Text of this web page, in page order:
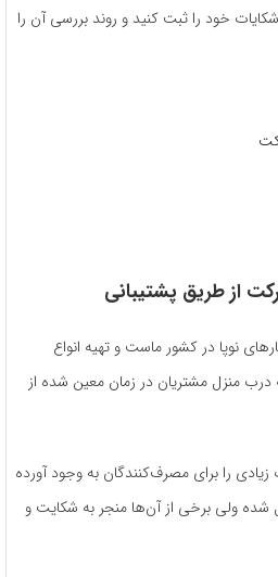
خود را ثبت کنید و روند بررسی آن را
از طریق پشتیبانی
نوپا در کشور ماست و تهیه انواع
درب منزل مشتریان در زمان معین شده از
را برای مصرف‌کنندگان به وجود آورده
ولی برخی از آن‌ها منجر به شکایت و